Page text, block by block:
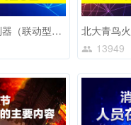
利达火灾报警控制器（联动型）128E
13949